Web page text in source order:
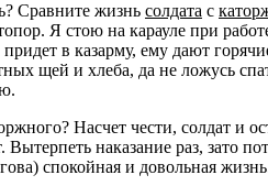
Сравните жизнь солдата с
Я стою на карауле при
в казарму, ему дают
щей и хлеба, да не ложусь
Насчет чести, солдат и
наказание раз, зато
спокойная и довольная